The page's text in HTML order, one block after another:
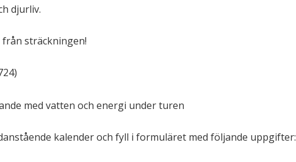
djurliv.
sträckningen!
med vatten och energi under turen
kalender och fyll i formuläret med följande uppgifter: